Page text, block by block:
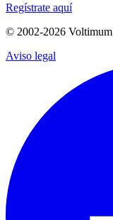
Regístrate aquí
© 2002-2026 Voltimum
Aviso legal